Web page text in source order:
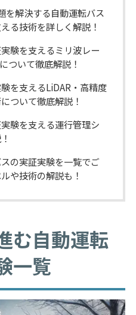
を解決する自動運転バス
る技術を詳しく解説！
験を支えるミリ波レー
ついて徹底解説！
を支えるLiDAR・高精度
ついて徹底解説！
験を支える運行管理シ
の実証実験を一覧でご
や技術の解説も！
む自動運転
一覧